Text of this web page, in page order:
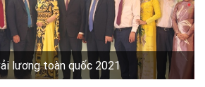
lương toàn quốc 2021